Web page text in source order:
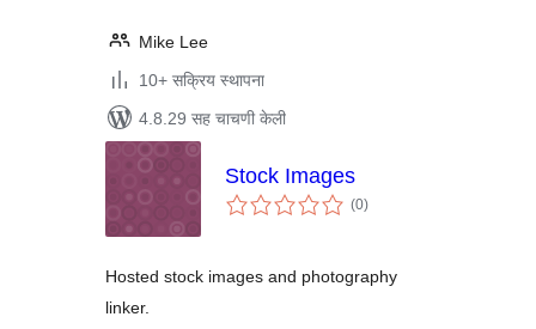
Mike Lee
10+ सक्रिय स्थापना
4.8.29 सह चाचणी केली
Stock Images
(0एकूण
मूल्यांकन
)
Hosted stock images and photography
linker.